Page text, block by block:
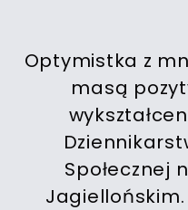
Optymistka z
masą
Społecznej